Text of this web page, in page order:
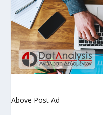
Above Post Ad